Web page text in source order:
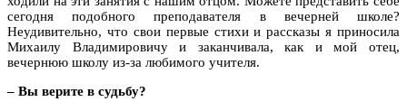
сегодня подобного преподавателя в вечерней школе?
Неудивительно, что свои первые стихи и рассказы я приносила
Михаилу Владимировичу и заканчивала, как и мой отец,
вечернюю школу из-за любимого учителя.
– Вы верите в судьбу?